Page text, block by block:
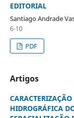
EDITORIAL
Santiago Andrade
6-10
PDF
Artigos
HIDROGRÁFICA